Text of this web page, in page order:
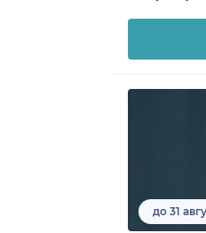
до 31